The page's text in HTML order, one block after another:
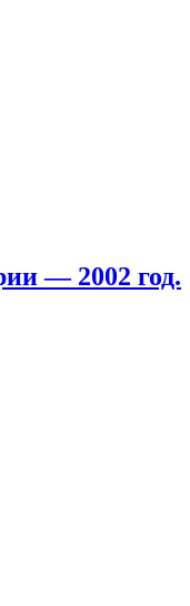
— 2002 год.